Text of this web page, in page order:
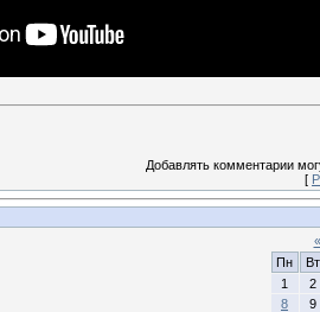
Добавлять комментарии
[
«
Пн
Вт
1
2
8
9